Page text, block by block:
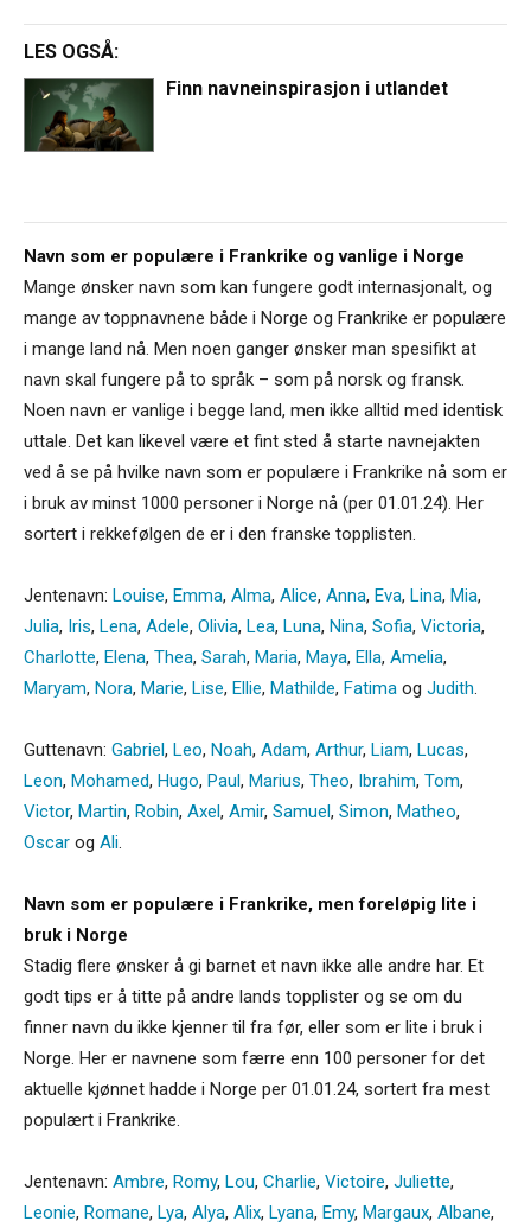
LES OGSÅ:
Finn navneinspirasjon i utlandet
Navn som er populære i Frankrike og vanlige i Norge
Mange ønsker navn som kan fungere godt internasjonalt, og
mange av toppnavnene både i Norge og Frankrike er populære
i mange land nå. Men noen ganger ønsker man spesifikt at
navn skal fungere på to språk – som på norsk og fransk.
Noen navn er vanlige i begge land, men ikke alltid med identisk
uttale. Det kan likevel være et fint sted å starte navnejakten
ved å se på hvilke navn som er populære i Frankrike nå som er
i bruk av minst 1000 personer i Norge nå (per 01.01.24). Her
sortert i rekkefølgen de er i den franske topplisten.
Jentenavn: Louise, Emma, Alma, Alice, Anna, Eva, Lina, Mia,
Julia, Iris, Lena, Adele, Olivia, Lea, Luna, Nina, Sofia, Victoria,
Charlotte, Elena, Thea, Sarah, Maria, Maya, Ella, Amelia,
Maryam, Nora, Marie, Lise, Ellie, Mathilde, Fatima og Judith.
Guttenavn: Gabriel, Leo, Noah, Adam, Arthur, Liam, Lucas,
Leon, Mohamed, Hugo, Paul, Marius, Theo, Ibrahim, Tom,
Victor, Martin, Robin, Axel, Amir, Samuel, Simon, Matheo,
Oscar og Ali.
Navn som er populære i Frankrike, men foreløpig lite i
bruk i Norge
Stadig flere ønsker å gi barnet et navn ikke alle andre har. Et
godt tips er å titte på andre lands topplister og se om du
finner navn du ikke kjenner til fra før, eller som er lite i bruk i
Norge. Her er navnene som færre enn 100 personer for det
aktuelle kjønnet hadde i Norge per 01.01.24, sortert fra mest
populært i Frankrike.
Jentenavn: Ambre, Romy, Lou, Charlie, Victoire, Juliette,
Leonie, Romane, Lya, Alya, Alix, Lyana, Emy, Margaux, Albane,